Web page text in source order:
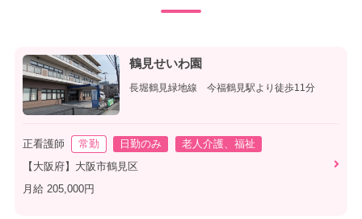
鶴見せいわ園
長堀鶴見緑地線 今福鶴見駅より徒歩11分
正看護師 常勤 日勤のみ
老人介護、福祉
【大阪府】大阪市鶴見区
月給 205,000円